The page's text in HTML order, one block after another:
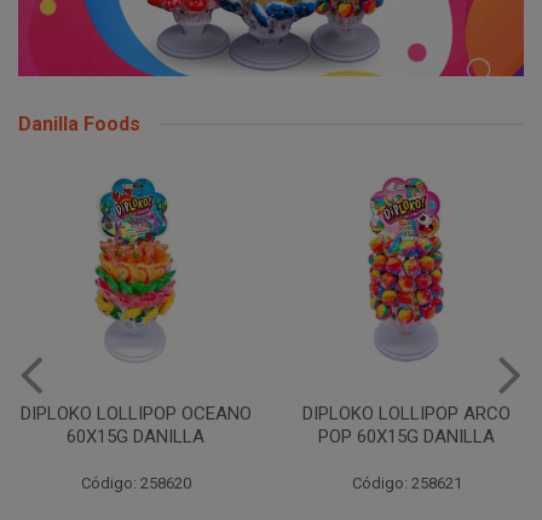
Danilla Foods
DIPLOKO LOLLIPOP ARCO
POP 60X15G DANILLA
Código: 258621
DIPLOKO LOLLIPOP ARCO
CUBO 60X15G DANILL
Código: 258622